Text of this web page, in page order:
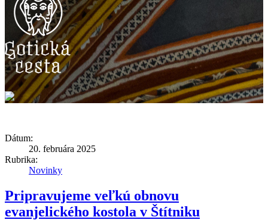
Dátum:
20. februára 2025
Rubrika:
Novinky
Pripravujeme veľkú obnovu
evanjelického kostola v Štítniku